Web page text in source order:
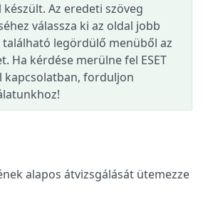
Az eredeti szöveg
válassza ki az oldal jobb
található legördülő menüből az
Ha kérdése merülne fel ESET
kapcsolatban, forduljon
alapos átvizsgálását ütemezze